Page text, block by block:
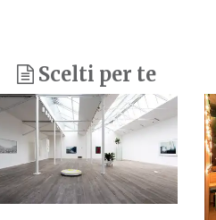
Scelti per te